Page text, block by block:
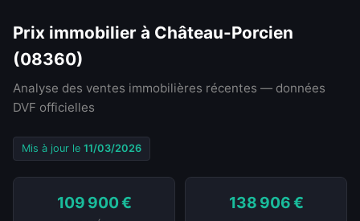
Prix immobilier à Château-Porcien
(08360)
Analyse des ventes immobilières récentes — données
DVF officielles
Mis à jour le 11/03/2026
109 900 € 138 906 €